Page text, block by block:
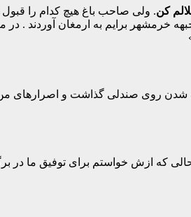
کن. ولی صاحب باغ هیچ کدام را
خرمشهر برایم به ارمغان آوردند .
شدن روی صندلی گذاشت و اصرارهای
که ازش خواستم برای توفیق ما در